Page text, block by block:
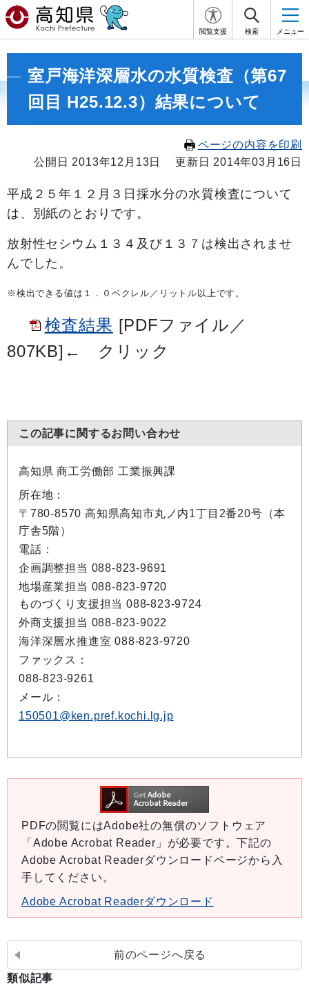
閲覧支援 検索 メニュー
室戸海洋深層水の水質検査（第67
回目 H25.12.3）結果について
ページの内容を印刷
公開日 2013年12月13日
更新日 2014年03月16日
平成２５年１２ 月３日採水分の水質検査について
は、別紙のとおりです。
放射性セシウム１３４及び１３７は検出されませ
んでした。
※検出できる値は１．０ベクレル／リットル以上です。
検査結果 [PDFファイル／
807KB] ← クリック
この記事に関するお問い合わせ
高知県 商工労働部 工業振興課
所在地：
〒780-8570 高知県高知市丸ノ内1丁目2番20号（本
庁舎5階）
電話：
企画調整担当 088-823-9691
地場産業担当 088-823-9720
ものづくり支援担当 088-823-9724
外商支援担当 088-823-9022
海洋深層水推進室 088-823-9720
ファックス：
088-823-9261
メール：
150501@ken.pref.kochi.lg.jp
PDFの閲覧にはAdobe社の無償のソフトウェア
「Adobe Acrobat Reader」が必要です。下記の
Adobe Acrobat Readerダウンロードページから入
手してください。
Adobe Acrobat Readerダウンロード
前のページへ戻る
類似記事